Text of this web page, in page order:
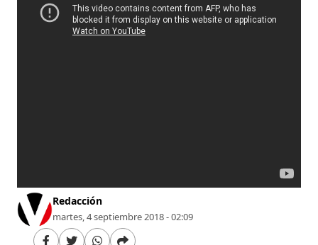
Redacción
martes, 4 septiembre 2018 - 02:09